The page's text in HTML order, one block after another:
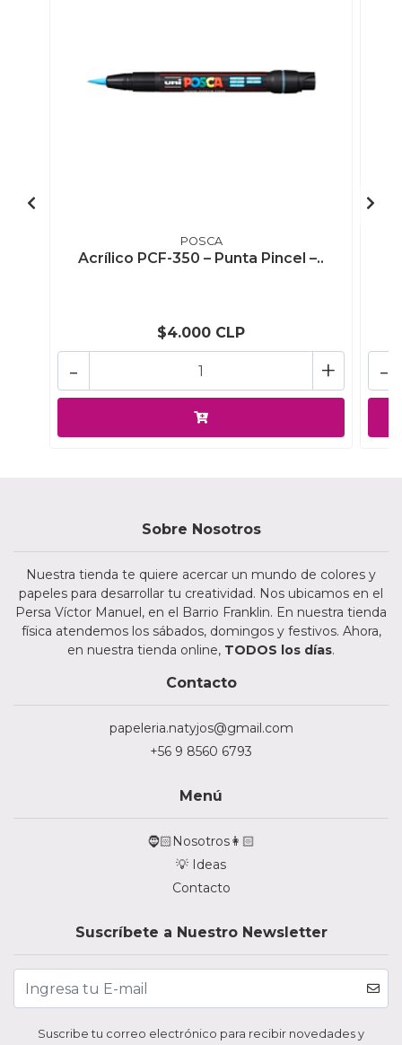
POSCA
Acrílico PCF-350 – Punta Pincel –..
$4.000 CLP
+
- -
Sobre Nosotros
Nuestra tienda te quiere acercar un mundo de colores y
papeles para desarrollar tu creatividad. Nos ubicamos en el
Persa Víctor Manuel, en el Barrio Franklin. En nuestra tienda
física atendemos los sábados, domingos y festivos. Ahora,
en nuestra tienda online, TODOS los días.
Contacto
papeleria.natyjos@gmail.com
+56 9 8560 6793
Menú
🧔🏻Nosotros👩🏻
💡 Ideas
Contacto
Suscríbete a Nuestro Newsletter
Suscribe tu correo electrónico para recibir novedades y